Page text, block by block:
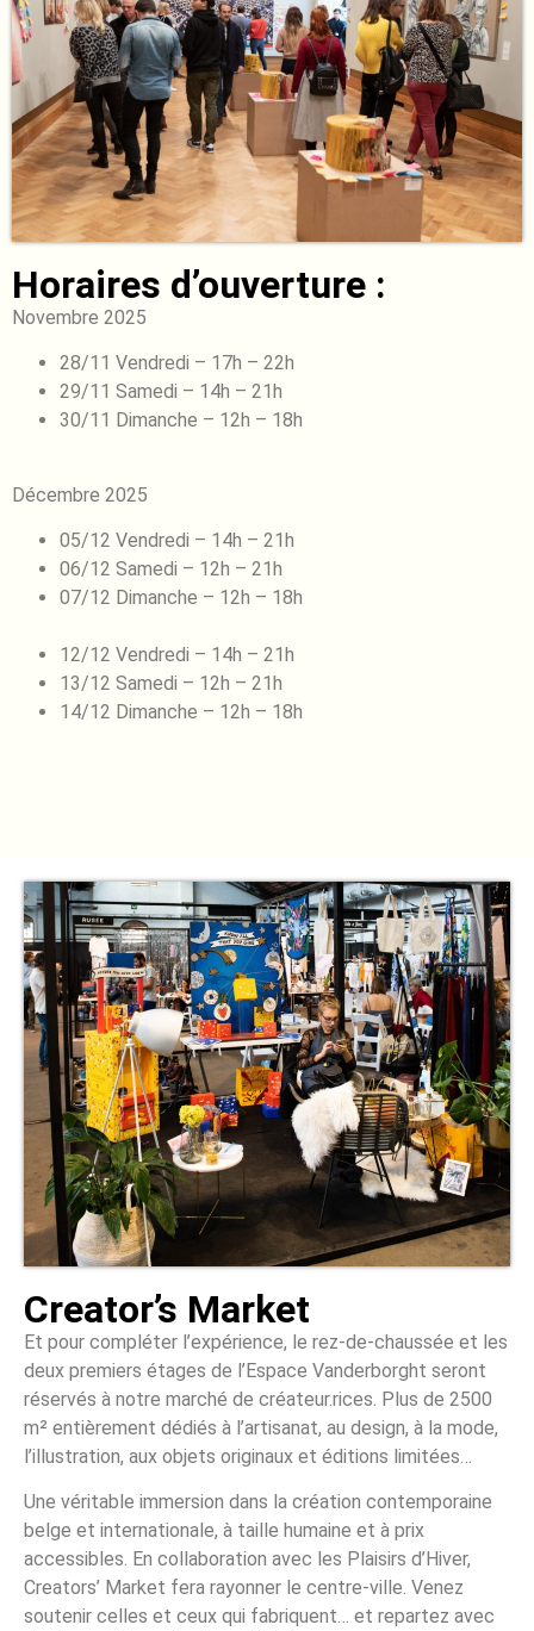
Horaires d’ouverture :
Novembre 2025
28/11 Vendredi – 17h – 22h
29/11 Samedi – 14h – 21h
30/11 Dimanche – 12h – 18h
Décembre 2025
05/12 Vendredi – 14h – 21h
06/12 Samedi – 12h – 21h
07/12 Dimanche – 12h – 18h
12/12 Vendredi – 14h – 21h
13/12 Samedi – 12h – 21h
14/12 Dimanche – 12h – 18h
Creator’s Market
Et pour compléter l’expérience, le rez-de-chaussée et les
deux premiers étages de l’Espace Vanderborght seront
réservés à notre marché de créateur.rices. Plus de 2500
m² entièrement dédiés à l’artisanat, au design, à la mode,
l’illustration, aux objets originaux et éditions limitées…
Une véritable immersion dans la création contemporaine
belge et internationale, à taille humaine et à prix
accessibles. En collaboration avec les Plaisirs d’Hiver,
Creators’ Market fera rayonner le centre-ville. Venez
soutenir celles et ceux qui fabriquent… et repartez avec